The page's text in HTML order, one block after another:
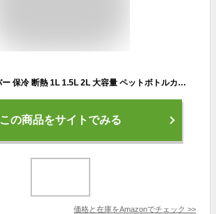
Futakuchi 水筒カバー 保冷 断熱 1L 1.5L 2L 大容量 ペットボトルカバー ペットボトルホルダー 手提げ 斜めかけ ショルダー ストラップ 水筒 保温 ケース 1.8L ペットボトル ほるだー ボトル用 ポーチ アルミニウムフィルム オックスフォード布製
この商品をサイトでみる
価格と在庫をAmazonでチェック >>